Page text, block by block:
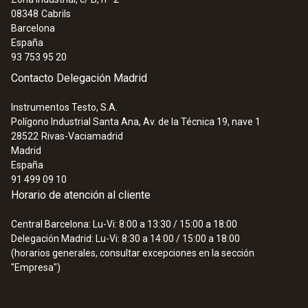
:0560 5522
227,05 €
08348 Cabrils
Barcelona
España
93 753 95 20
Contacto Delegación Madrid
Instrumentos Testo, S.A.
Polígono Industrial Santa Ana, Av. de la Técnica 19, nave 1
28522 Rivas-Vaciamadrid
Madrid
España
91 499 09 10
Horario de atención al cliente
Central Barcelona: Lu-Vi: 8:00 a 13:30 / 15:00 a 18:00
Delegación Madrid: Lu-Vi: 8:30 a 14:00 / 15:00 a 18:00
(horarios generales, consultar excepciones en la sección
"Empresa")